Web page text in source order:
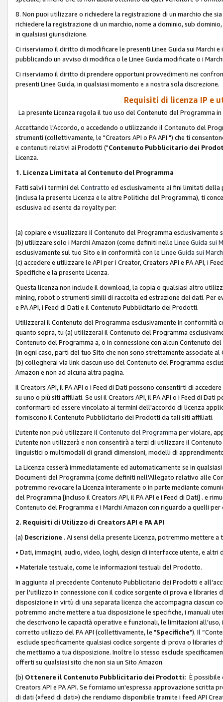
8. Non puoi utilizzare o richiedere la registrazione di un marchio che
richiedere la registrazione di un marchio, nome a dominio, sub
in qualsiasi giurisdizione.
Ci riserviamo il diritto di modificare le presenti Linee Guida sui Marchi
pubblicando un avviso di modifica o le Linee Guida modificate o i
Ci riserviamo il diritto di prendere opportuni provvedimenti nei
presenti Linee Guida, in qualsiasi momento e a nostra sola discrezione.
Requisiti di licenza IP e
La presente Licenza regola il tuo uso del Contenuto del Programma
Accettando l'Accordo, o accedendo o utilizzando il Contenuto del
strumenti (collettivamente, le "Creators API o PA API ") che ti
e contenuti relativi ai Prodotti ("Contenuto Pubblicitario dei
Licenza.
1. Licenza Limitata al Contenuto del Programma
Fatti salvi i termini del Contratto ed esclusivamente ai fini limitati
(inclusa la presente Licenza e le altre Politiche del Programma), ti
esclusiva ed esente da royalty per:
(a) copiare e visualizzare il Contenuto del Programma esclusivamente
(b) utilizzare solo i Marchi Amazon (come definiti nelle Linee Guida sui
esclusivamente sul tuo Sito e in conformità con le Linee Guida sui March
(c) accedere e utilizzare le API per i Creator, Creators API e PA API, i
Specifiche e la presente Licenza.
Questa licenza non include il download, la copia o qualsiasi altro
mining, robot o strumenti simili di raccolta ed estrazione dei dati. Per
e PA API, i Feed di Dati e il Contenuto Pubblicitario dei Prodotti.
Utilizzerai il Contenuto del Programma esclusivamente in conformità
quanto sopra, tu (a) utilizzerai il Contenuto del Programma
Contenuto del Programma a, o in connessione con alcun Contenuto
(in ogni caso, parti del tuo Sito che non sono strettamente associate
(b) collegherai via link ciascun uso del Contenuto del Programma
Amazon e non ad alcuna altra pagina.
Il Creators API, il PA API o i Feed di Dati possono consentirti di
su uno o più siti affiliati. Se usi il Creators API, il PA API o i Feed di
conformarti ed essere vincolato ai termini dell'accordo di licenza
forniscono il Contenuto Pubblicitario dei Prodotti da tali siti affiliati.
L'utente non può utilizzare il Contenuto del Programma per violare,
L'utente non utilizzerà e non consentirà a terzi di utilizzare il
linguistici o multimodali di grandi dimensioni, modelli di
La Licenza cesserà immediatamente ed automaticamente se in
Documenti del Programma (come definiti nell'Allegato relativo alle
potremmo revocare la Licenza interamente o in parte mediante
del Programma [incluso il Creators API, il PA API e i Feed di Dati] . e
Contenuto del Programma e i Marchi Amazon con riguardo a quelli
2. Requisiti di Utilizzo di Creators API e PA API
(a) Descrizione . Ai sensi della presente Licenza, potremmo mettere
• Dati, immagini, audio, video, loghi, design di interfacce utente, e altri
• Materiale testuale, come le informazioni testuali del Prodotto.
In aggiunta al precedente Contenuto Pubblicitario dei Prodotti e
per l'utilizzo in connessione con il codice sorgente di prova e libraries
disposizione in virtù di una separata licenza che accompagna ciascun
potremmo anche mettere a tua disposizione le specifiche, i manuali
che descrivono le capacità operative e funzionali, le limitazioni
corretto utilizzo del PA API (collettivamente, le "Specifiche"). Il
esclude specificamente qualsiasi codice sorgente di prova o libraries
che mettiamo a tua disposizione. Inoltre lo stesso esclude
offerti su qualsiasi sito che non sia un Sito Amazon.
(b) Ottenere il Contenuto Pubblicitario dei Prodotti: È
Creators API e PA API. Se forniamo un'espressa approvazione
di dati («feed di dati») che rendiamo disponibile tramite i feed API